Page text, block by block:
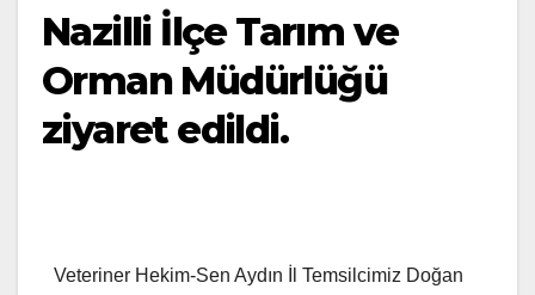
Nazilli İlçe Tarım ve
Orman Müdürlüğü
ziyaret edildi.
Veteriner Hekim-Sen Aydın İl Temsilcimiz Doğan